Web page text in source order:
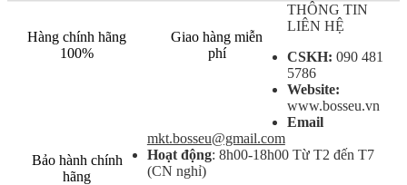
Hàng chính hãng
100%
Giao hàng miễn
phí
Bảo hành chính
hãng
THÔNG TIN
LIÊN HỆ
CSKH: 090 481
5786
Website:
www.bosseu.vn
Email
mkt.bosseu@gmail.com
Hoạt động: 8h00-18h00 Từ T2 đến T7
(CN nghỉ)